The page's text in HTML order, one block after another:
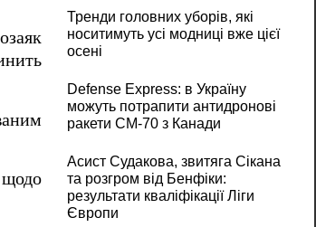
щодо
Тренди головних уборів, які
носитимуть усі модниці вже цієї
осені
Defense Express: в Україну
можуть потрапити антидронові
ракети CM-70 з Канади
Асист Судакова, звитяга Сікана
та розгром від Бенфіки:
результати кваліфікації Ліги
Європи